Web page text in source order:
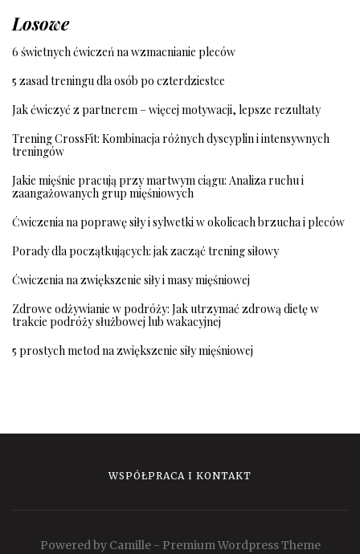
Losowe
6 świetnych ćwiczeń na wzmacnianie pleców
5 zasad treningu dla osób po czterdziestce
Jak ćwiczyć z partnerem – więcej motywacji, lepsze rezultaty
Trening CrossFit: Kombinacja różnych dyscyplin i intensywnych
treningów
Jakie mięśnie pracują przy martwym ciągu: Analiza ruchu i
zaangażowanych grup mięśniowych
Ćwiczenia na poprawę siły i sylwetki w okolicach brzucha i pleców
Porady dla początkujących: jak zacząć trening siłowy
Ćwiczenia na zwiększenie siły i masy mięśniowej
Zdrowe odżywianie w podróży: Jak utrzymać zdrową dietę w
trakcie podróży służbowej lub wakacyjnej
5 prostych metod na zwiększenie siły mięśniowej
WSPÓŁPRACA I KONTAKT
Powered by Camille - Premium Wordpress Theme